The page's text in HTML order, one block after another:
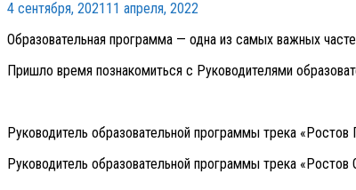
4 сентября, 202111 апреля, 2022
Образовательная программа — одна из самых важных
Пришло время познакомиться с Руководителями
Руководитель образовательной программы трека
Руководитель образовательной программы трека